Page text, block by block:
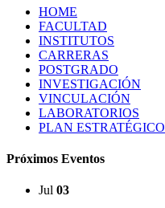
HOME
FACULTAD
INSTITUTOS
CARRERAS
POSTGRADO
INVESTIGACIÓN
VINCULACIÓN
LABORATORIOS
PLAN ESTRATÉGICO
Próximos Eventos
Jul 03